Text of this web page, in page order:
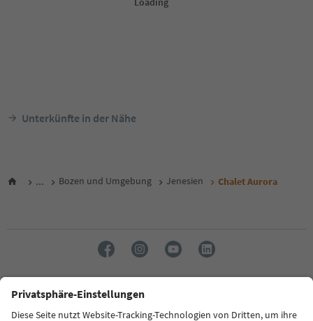
Unterkünfte in der Nähe
... Bozen und Umgebung Jenesien Chalet Aurora
Sprache: Deutsch